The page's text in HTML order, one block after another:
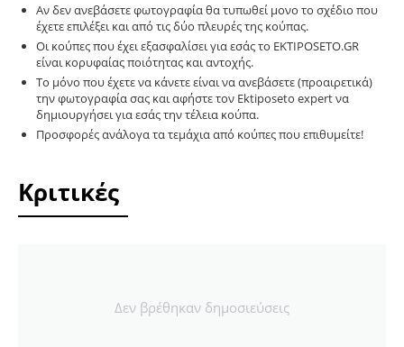
Αν δεν ανεβάσετε φωτογραφία θα τυπωθεί μονο το σχέδιο που
έχετε επιλέξει και από τις δύο πλευρές της κούπας.
Οι κούπες που έχει εξασφαλίσει για εσάς το EKTIPOSETO.GR
είναι κορυφαίας ποιότητας και αντοχής.
Το μόνο που έχετε να κάνετε είναι να ανεβάσετε (προαιρετικά)
την φωτογραφία σας και αφήστε τον Ektiposeto expert να
δημιουργήσει για εσάς την τέλεια κούπα.
Προσφορές ανάλογα τα τεμάχια από κούπες που επιθυμείτε!
Κριτικές
Δεν βρέθηκαν δημοσιεύσεις